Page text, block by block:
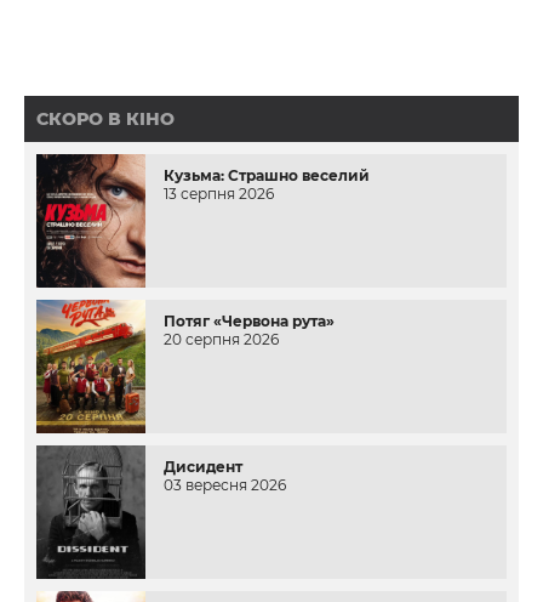
СКОРО В КІНО
Кузьма: Страшно веселий
13 серпня 2026
Потяг «Червона рута»
20 серпня 2026
Дисидент
03 вересня 2026